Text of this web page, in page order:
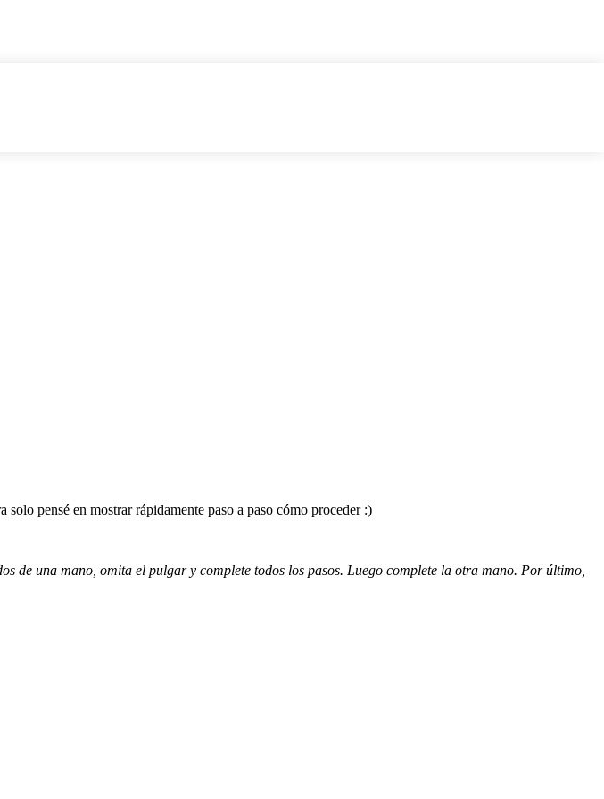
pensé en mostrar rápidamente paso a paso cómo proceder :)
de una mano, omita el pulgar y complete todos los pasos. Luego complete la otra mano. Por último,